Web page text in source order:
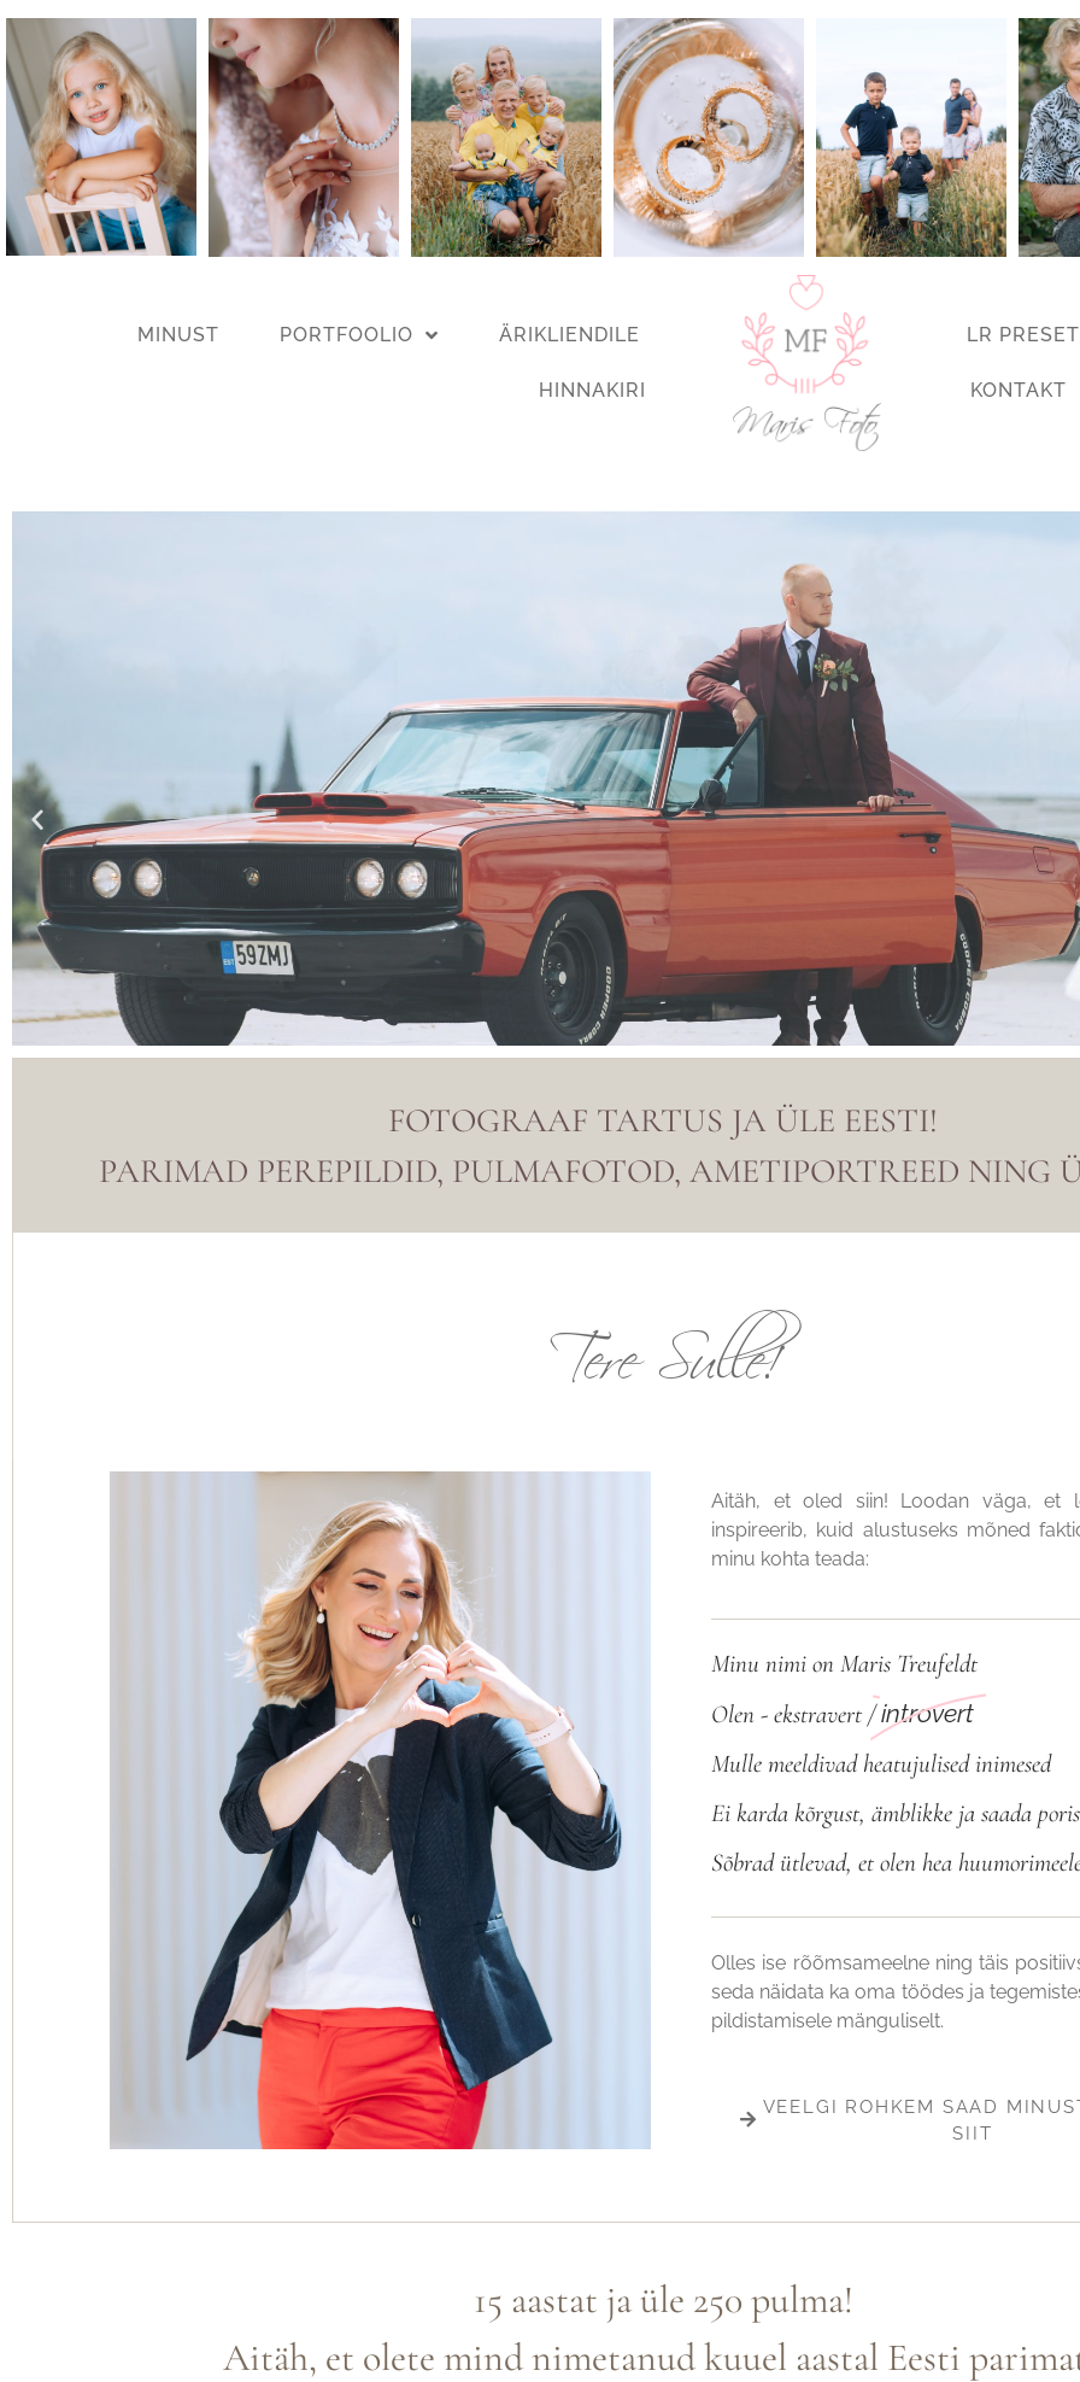
MINUST PORTFOOLIO ÄRIKLIENDILE
HINNAKIRI
LR
KONTAKT
FOTOGRAAF TARTUS JA ÜLE EESTI!
PARIMAD PEREPILDID, PULMAFOTOD, AMETIPORTREED NING
Tere Sulle!
Aitäh, et oled siin! Loodan väga, et
inspireerib, kuid alustuseks mõned
minu kohta teada:​
Minu nimi on Maris Treufeldt
Olen - ekstravert / introvert
Mulle meeldivad heatujulised inimesed
Ei karda kõrgust, ämblikke ja saada
Sõbrad ütlevad, et olen hea
Olles ise rõõmsameelne ning täis
seda näidata ka oma töödes ja
pildistamisele mänguliselt.
VEELGI ROHKEM SAAD
SIIT
15 aastat ja üle 250 pulma!
Aitäh, et olete mind nimetanud kuuel aastal Eesti